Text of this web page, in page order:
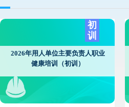
初
训
2026年用人单位主要负责人职业
健康培训（初训）